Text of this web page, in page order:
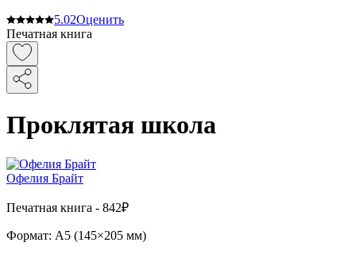
5.02Оценить
Печатная книга
Проклятая школа
Офелия Брайт
Печатная книга - 842₽
Формат: A5 (145×205 мм)